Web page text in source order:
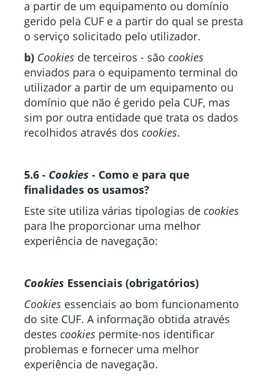
a partir de um equipamento ou domínio
gerido pela CUF e a partir do qual se presta
o serviço solicitado pelo utilizador.
b) Cookies de terceiros - são cookies
enviados para o equipamento terminal do
utilizador a partir de um equipamento ou
domínio que não é gerido pela CUF, mas
sim por outra entidade que trata os dados
recolhidos através dos cookies.
5.6 - Cookies - Como e para que
finalidades os usamos?
Este site utiliza várias tipologias de cookies
para lhe proporcionar uma melhor
experiência de navegação:
Cookies Essenciais (obrigatórios)
Cookies essenciais ao bom funcionamento
do site CUF. A informação obtida através
destes cookies permite-nos identificar
problemas e fornecer uma melhor
experiência de navegação.